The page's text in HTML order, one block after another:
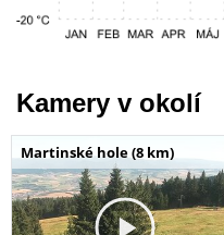
Kamery v okolí
Martinské hole (8 km)